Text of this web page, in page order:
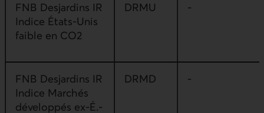
FNB Desjardins IR
Indice États-Unis
faible en CO2
DRMU -
FNB Desjardins IR
Indice Marchés
développés ex-É.-
DRMD -